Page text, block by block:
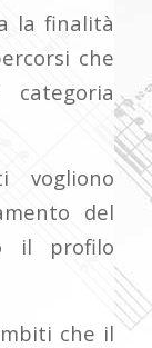
la finalità
che
vogliono
del
il profilo
che il